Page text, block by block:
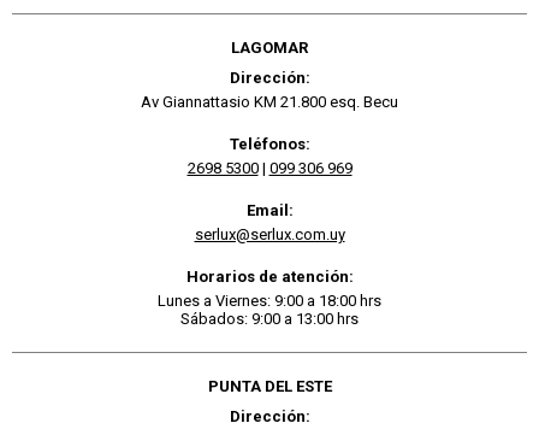
LAGOMAR
Dirección:
Av Giannattasio KM 21.800 esq. Becu
Teléfonos:
2698 5300| 099 306 969
Email:
serlux@serlux.com.uy
Horarios de atención:
Lunes a Viernes: 9:00 a 18:00 hrs
Sábados: 9:00 a 13:00 hrs
PUNTA DEL ESTE
Dirección: